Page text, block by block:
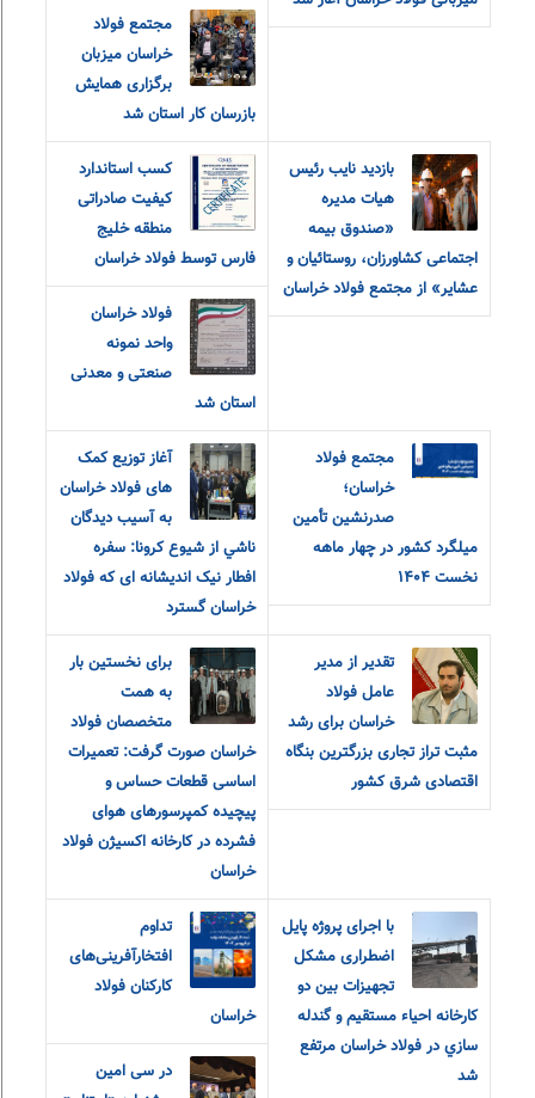
مجتمع فولاد
خراسان میزبان
برگزاری همایش
بازرسان کار استان شد
بازدید نایب رئیس
هیات مدیره
«صندوق بیمه
اجتماعی کشاورزان، روستائیان و
عشایر» از مجتمع فولاد خراسان
کسب استاندارد
کیفیت صادراتی
منطقه خلیج
فارس توسط فولاد خراسان
فولاد خراسان
واحد نمونه
صنعتی و معدنی
استان شد
مجتمع فولاد
خراسان؛
صدرنشین تأمین
میلگرد کشور در چهار ماهه
نخست ۱۴۰۴
آغاز توزیع کمک
های فولاد خراسان
به آسيب ديدگان
ناشي از شيوع كرونا: سفره
افطار نیک اندیشانه ای که فولاد
خراسان گسترد
تقدیر از مدیر
عامل فولاد
خراسان برای رشد
مثبت تراز تجاری بزرگترین بنگاه
اقتصادی شرق کشور
برای نخستین بار
به همت
متخصصان فولاد
خراسان صورت گرفت: تعمیرات
اساسی قطعات حساس و
پیچیده کمپرسورهای هوای
فشرده در کارخانه اکسیژن فولاد
خراسان
با اجرای پروژه پایل
اضطراری مشکل
تجهيزات بين دو
كارخانه احياء مستقيم و گندله
سازي در فولاد خراسان مرتفع
شد
تداوم
افتخارآفرینی‌های
کارکنان فولاد
خراسان
در سی امین